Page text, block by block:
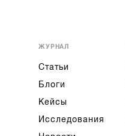
ЖУРНАЛ
Статьи
Блоги
Кейсы
Исследования